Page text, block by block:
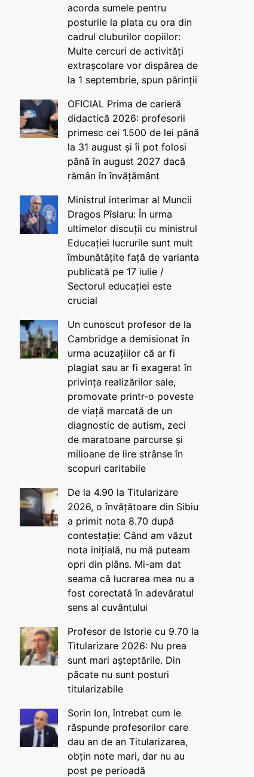
acorda sumele pentru
posturile la plata cu ora din
cadrul cluburilor copiilor:
Multe cercuri de activități
extrașcolare vor dispărea de
la 1 septembrie, spun părinții
OFICIAL Prima de carieră
didactică 2026: profesorii
primesc cei 1.500 de lei până
la 31 august și îi pot folosi
până în august 2027 dacă
rămân în învățământ
Ministrul interimar al Muncii
Dragos Pîslaru: În urma
ultimelor discuții cu ministrul
Educației lucrurile sunt mult
îmbunătățite față de varianta
publicată pe 17 iulie /
Sectorul educației este
crucial
Un cunoscut profesor de la
Cambridge a demisionat în
urma acuzațiilor că ar fi
plagiat sau ar fi exagerat în
privința realizărilor sale,
promovate printr-o poveste
de viață marcată de un
diagnostic de autism, zeci
de maratoane parcurse și
milioane de lire strânse în
scopuri caritabile
De la 4.90 la Titularizare
2026, o învățătoare din Sibiu
a primit nota 8.70 după
contestație: Când am văzut
nota inițială, nu mă puteam
opri din plâns. Mi-am dat
seama că lucrarea mea nu a
fost corectată în adevăratul
sens al cuvântului
Profesor de Istorie cu 9.70 la
Titularizare 2026: Nu prea
sunt mari așteptările. Din
păcate nu sunt posturi
titularizabile
Sorin Ion, întrebat cum le
răspunde profesorilor care
dau an de an Titularizarea,
obțin note mari, dar nu au
post pe perioadă